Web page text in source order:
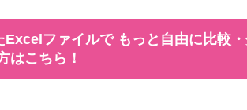
ファイルで もっと自由に比較
はこちら！